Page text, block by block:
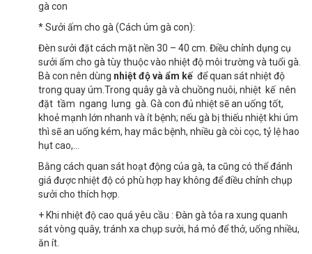
gà con
* Sưởi ấm cho gà (Cách úm gà con):
Đèn sưởi đặt cách mặt nền 30 – 40 cm. Điều chỉnh dụng cụ
sưởi ấm cho gà tùy thuộc vào nhiệt độ môi trường và tuổi gà.
Bà con nên dùng nhiệt độ và ẩm kế để quan sát nhiệt độ
trong quay úm.Trong quây gà và chuồng nuôi, nhiệt kế nên
đặt tầm ngang lưng gà. Gà con đủ nhiệt sẽ an uống tốt,
khoẻ mạnh lớn nhanh và ít bệnh; nếu gà bị thiếu nhiệt khi úm
thì sẽ an uống kém, hay mắc bệnh, nhiều gà còi cọc, tỷ lệ hao
hụt cao,…
Bằng cách quan sát hoạt động của gà, ta cũng có thể đánh
giá được nhiệt độ có phù hợp hay không để điều chỉnh chụp
sưởi cho thích hợp.
+ Khi nhiệt độ cao quá yêu cầu : Đàn gà tỏa ra xung quanh
sát vòng quây, tránh xa chụp sưởi, há mỏ để thở, uống nhiều,
ăn ít.